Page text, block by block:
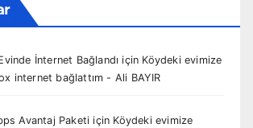
İnternet Bağlandı için Köydeki evimize
internet bağlattım - Ali BAYIR
Avantaj Paketi için Köydeki evimize